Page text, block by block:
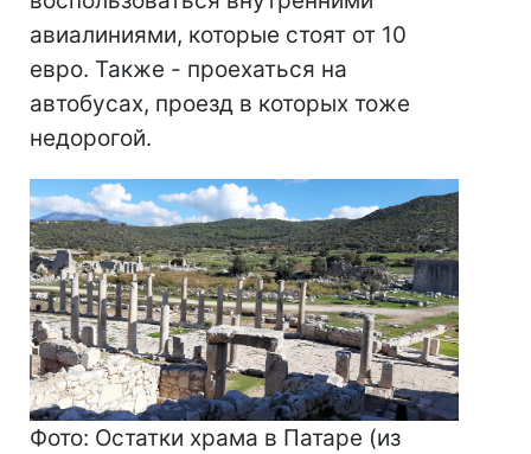
авиалиниями, которые стоят от 10
евро. Также - проехаться на
автобусах, проезд в которых тоже
недорогой.
Фото: Остатки храма в Патаре (из